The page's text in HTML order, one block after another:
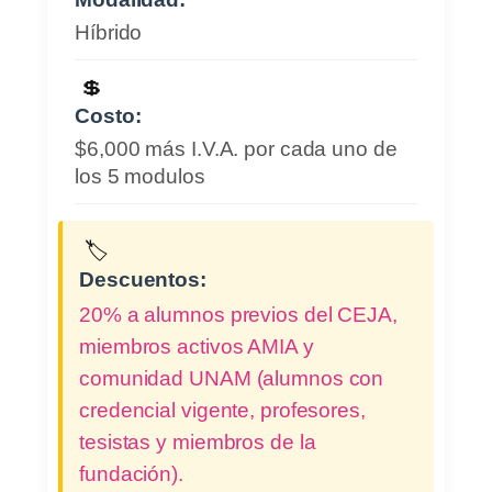
Híbrido
💲
Costo:
$6,000 más I.V.A. por cada uno de
los 5 modulos
🏷️
Descuentos:
20% a alumnos previos del CEJA,
miembros activos AMIA y
comunidad UNAM (alumnos con
credencial vigente, profesores,
tesistas y miembros de la
fundación).